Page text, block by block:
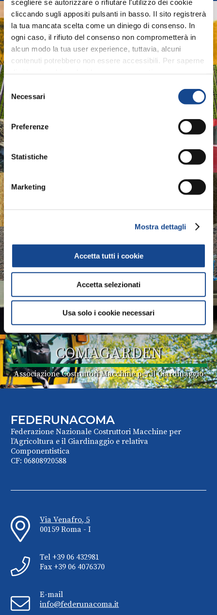
scegliere se autorizzare o rifiutare l’utilizzo dei cookie
cliccando sugli appositi pulsanti in basso. Il sito registrerà
la tua mancata scelta come un diniego di consenso. In
ogni caso, il rifiuto del consenso non comprometterà in
alcun modo la tua user experience, tuttavia, alcuni
contenuti potrebbero non essere accessibili. Per saperne
invitiamo a consultare la nostra
Selezione
del
consenso
Necessari
Preferenze
Statistiche
Marketing
Mostra dettagli
Accetta tutti i cookie
Accetta selezionati
Usa solo i cookie necessari
AGRIDIGITAL
Sistemi e Tecnologie Digitali per Macchine e Produzioni
Agricole
Associazione Produttori Sistemi per l'Irrigazione
Associazione Costruttori Implements
Associazione Costruttori Macchine Semoventi
ASSOTRATTORI
Associazione Costruttori Trattori
COMACOMP
COMAGARDEN
Associazione Costruttori Macchine per il Giardinaggio
FEDERUNACOMA
Federazione Nazionale Costruttori Macchine per
l’Agricoltura e il Giardinaggio e relativa
Componentistica
CF: 06808920588
Via Venafro, 5
00159 Roma - I
Tel +39 06 432981
Fax +39 06 4076370
E-mail
info@federunacoma.it